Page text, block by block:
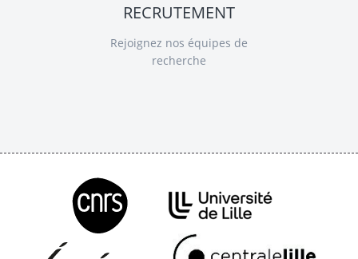
RECRUTEMENT
Rejoignez nos équipes de
recherche